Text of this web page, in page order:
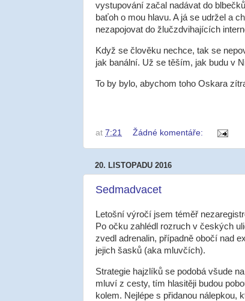
vystupování začal nadávat do
baťoh o mou hlavu. A já se udržel a
nezapojovat do žlučzdvihajících
Když se člověku nechce, tak se
jak banální. Už se těším, jak budu v
To by bylo, abychom toho Oskara
at 7:21 Žádné komentáře:
20. LISTOPADU 2016
Sedmadvacet
Letošní výročí jsem téměř
Po očku zahlédl rozruch v českých
zvedl adrenalin, případně obočí nad
jejich šasků (aka mluvčích).
Strategie hajzlíků se podobá všude
mluví z cesty, tím hlasitěji budou
kolem. Nejlépe s přidanou nálepkou,